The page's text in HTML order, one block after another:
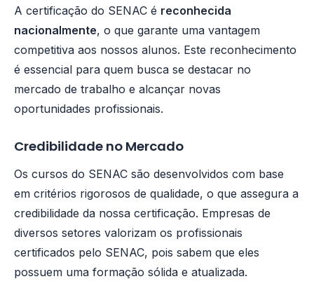
A certificação do SENAC é reconhecida
nacionalmente, o que garante uma vantagem
competitiva aos nossos alunos. Este reconhecimento
é essencial para quem busca se destacar no
mercado de trabalho e alcançar novas
oportunidades profissionais.
Credibilidade no Mercado
Os cursos do SENAC são desenvolvidos com base
em critérios rigorosos de qualidade, o que assegura a
credibilidade da nossa certificação. Empresas de
diversos setores valorizam os profissionais
certificados pelo SENAC, pois sabem que eles
possuem uma formação sólida e atualizada.